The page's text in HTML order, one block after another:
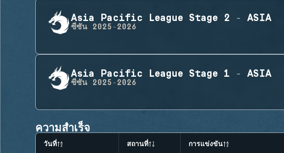
Asia Pacific League Stage 2 - ASIA
ซีซัน 2025-2026
Asia Pacific League Stage 1 - ASIA
ซีซัน 2025-2026
ความสำเร็จ
วันที่ สถานที่ การแข่งขัน